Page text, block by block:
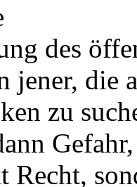
des
jener, die
zu
Recht,